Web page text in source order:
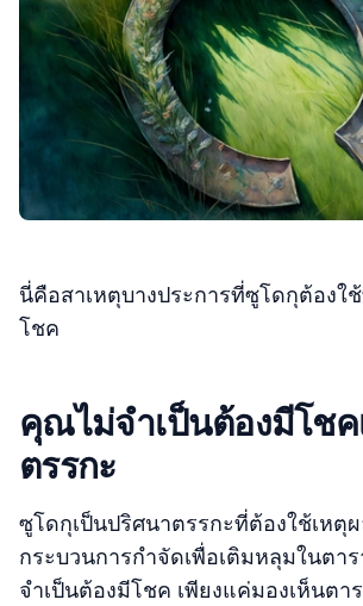
นี่คือสาเหตุบางประการที่ซูโดกุต้องใ
โชค
คุณไม่จำเป็นต้องมีโช
ตรรกะ
ซูโดกุเป็นปริศนาตรรกะที่ต้องใช้เหตุ
กระบวนการกำจัดเพื่อเติมหลุมในตา
จำเป็นต้องมีโชค เพียงแค่มองเห็นตา